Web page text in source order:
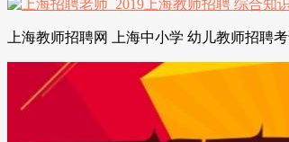
上海教师招聘网 上海中小学 幼儿教师招聘